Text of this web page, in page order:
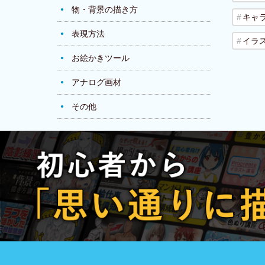
物・背景の描き方
表現方法
お絵かきツール
アナログ画材
その他
キャ
イラ